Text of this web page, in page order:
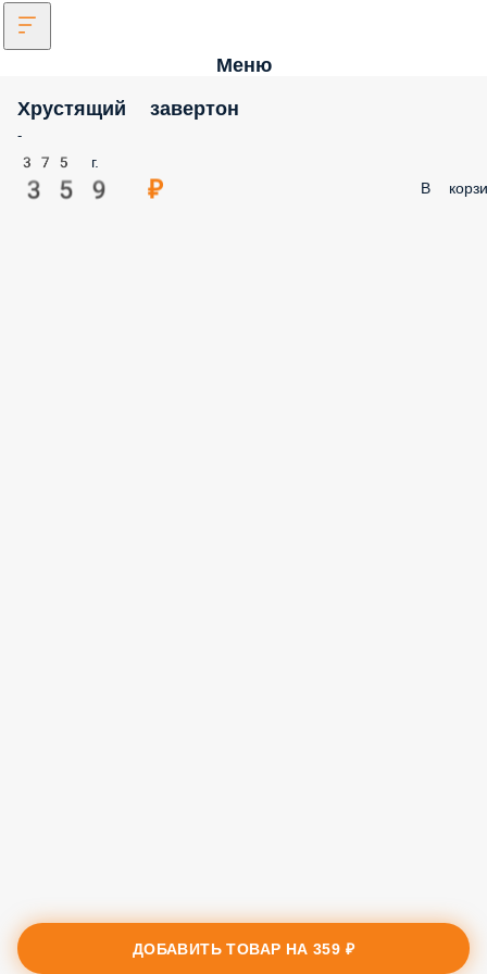
Меню
Хрустящий завертон
-
375 г.
359 ₽ В
ДОБАВИТЬ ТОВАР НА359 ₽